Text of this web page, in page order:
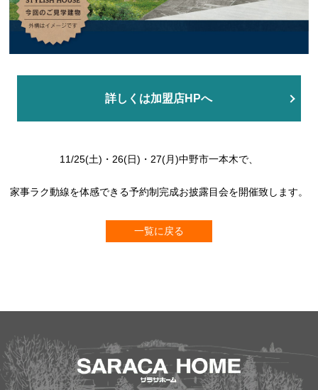
詳しくは加盟店HPへ
11/25(土)・26(日)・27(月)中野市一本木で、
家事ラク動線を体感できる予約制完成お披露目会を開催致します。
一覧に戻る